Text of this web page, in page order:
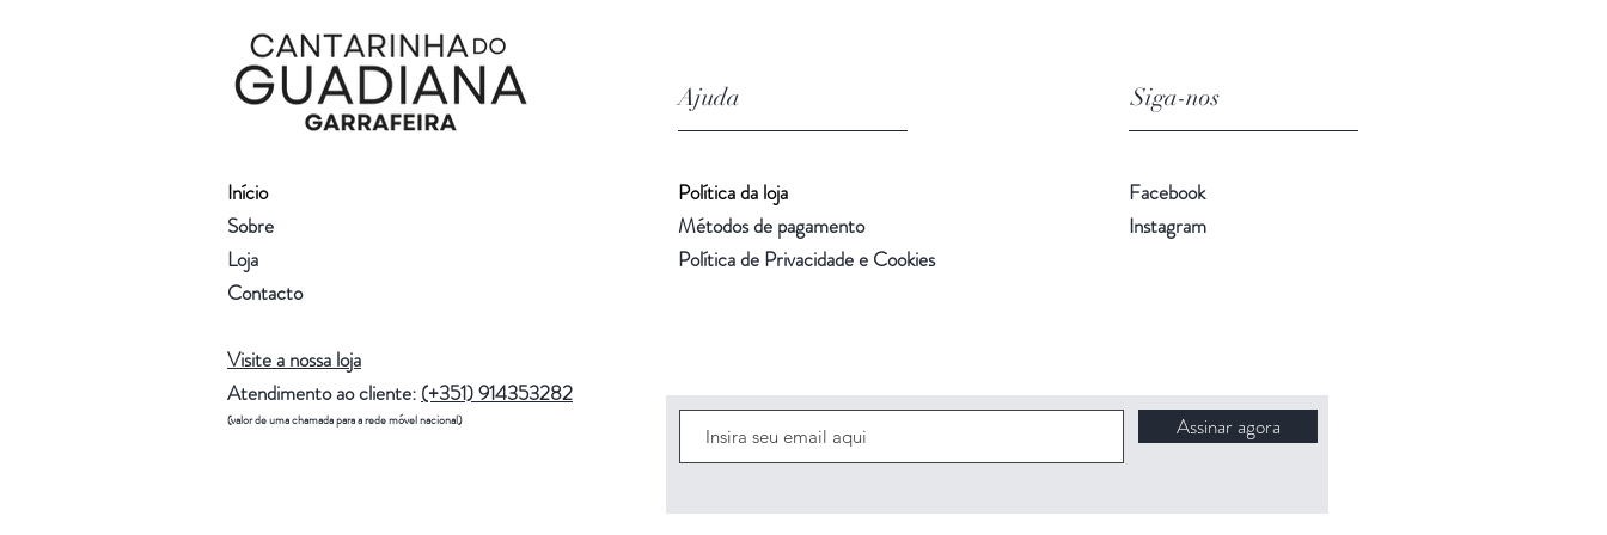
Início
Sobre
Loja
Contacto
Visite a nossa loja
Atendimento ao cliente: (+351) 914353282
(valor de uma chamada para a rede móvel nacional)
Ajuda
Política da loja
Métodos de pagamento
Política de Privacidade e Cookies
Siga-nos
Facebook
Instagram
Assinar agora